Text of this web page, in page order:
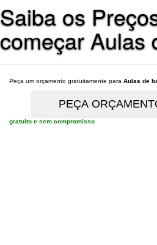
Saiba os
começar Aulas
Peça um orçamento gratuitamente para Aulas de
gratuito e sem compromisso